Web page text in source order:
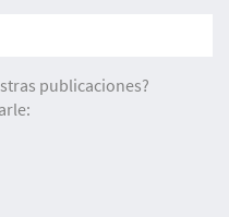
publicaciones?